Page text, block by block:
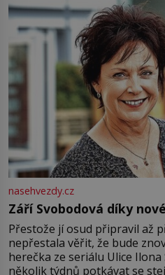
nasehvezdy.cz
Září Svobodová díky
Přestože jí osud připravil až
nepřestala věřit, že bude znovu
herečka ze seriálu Ulice Ilona
několik týdnů potkávat se